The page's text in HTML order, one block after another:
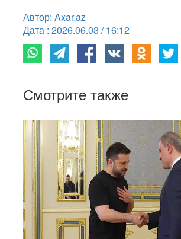
Автор: Axar.az
Дата : 2026.06.03 / 16:12
Смотрите также